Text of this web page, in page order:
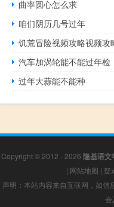
曲率圆心怎么求
咱们阴历几号过年
饥荒冒险视频攻略视频攻
汽车加涡轮能不能过年检
过年大蒜能不能种
Copyright © 2012 - 2026 隆基语文
| 网站地图 | 疑
声明：本站内容来自互联网，如